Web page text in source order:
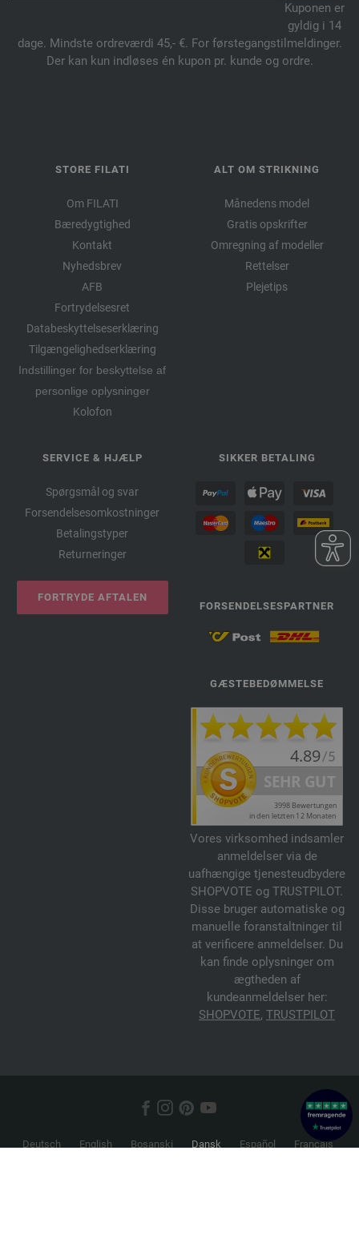
Kuponen er
gyldig i 14
dage. Mindste ordreværdi 45,- €. For førstegangstilmeldinger.
Der kan kun indløses én kupon pr. kunde og ordre.
STORE FILATI
Om FILATI
Bæredygtighed
Kontakt
Nyhedsbrev
AFB
Fortrydelsesret
Databeskyttelseserklæring
Tilgængelighedserklæring
Indstillinger for beskyttelse af
personlige oplysninger
Kolofon
ALT OM STRIKNING
Månedens model
Gratis opskrifter
Omregning af modeller
Rettelser
Plejetips
SERVICE & HJÆLP
Spørgsmål og svar
Forsendelsesomkostninger
Betalingstyper
Returneringer
FORTRYDE AFTALEN
SIKKER BETALING
FORSENDELSESPARTNER
GÆSTEBEDØMMELSE
Vores virksomhed indsamler
anmeldelser via de
uafhængige tjenesteudbydere
SHOPVOTE og TRUSTPILOT.
Disse bruger automatiske og
manuelle foranstaltninger til
at verificere anmeldelser. Du
kan finde oplysninger om
ægtheden af
kundeanmeldelser her:
SHOPVOTE, TRUSTPILOT
Deutsch English Bosanski Dansk Español
Français